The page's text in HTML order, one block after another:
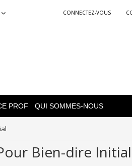
CONNECTEZ-VOUS
PROF QUI SOMMES-NOUS
Bien-dire Initial